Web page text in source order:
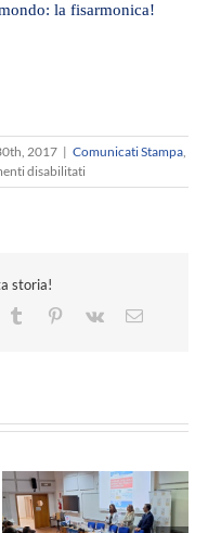
la fisarmonica!
2017 | Comunicati Stampa,
disabilitatisu
Grand
per
plurale!
storia!
Tumblr Pinterest
Vk Email
ANCI MARCHE –